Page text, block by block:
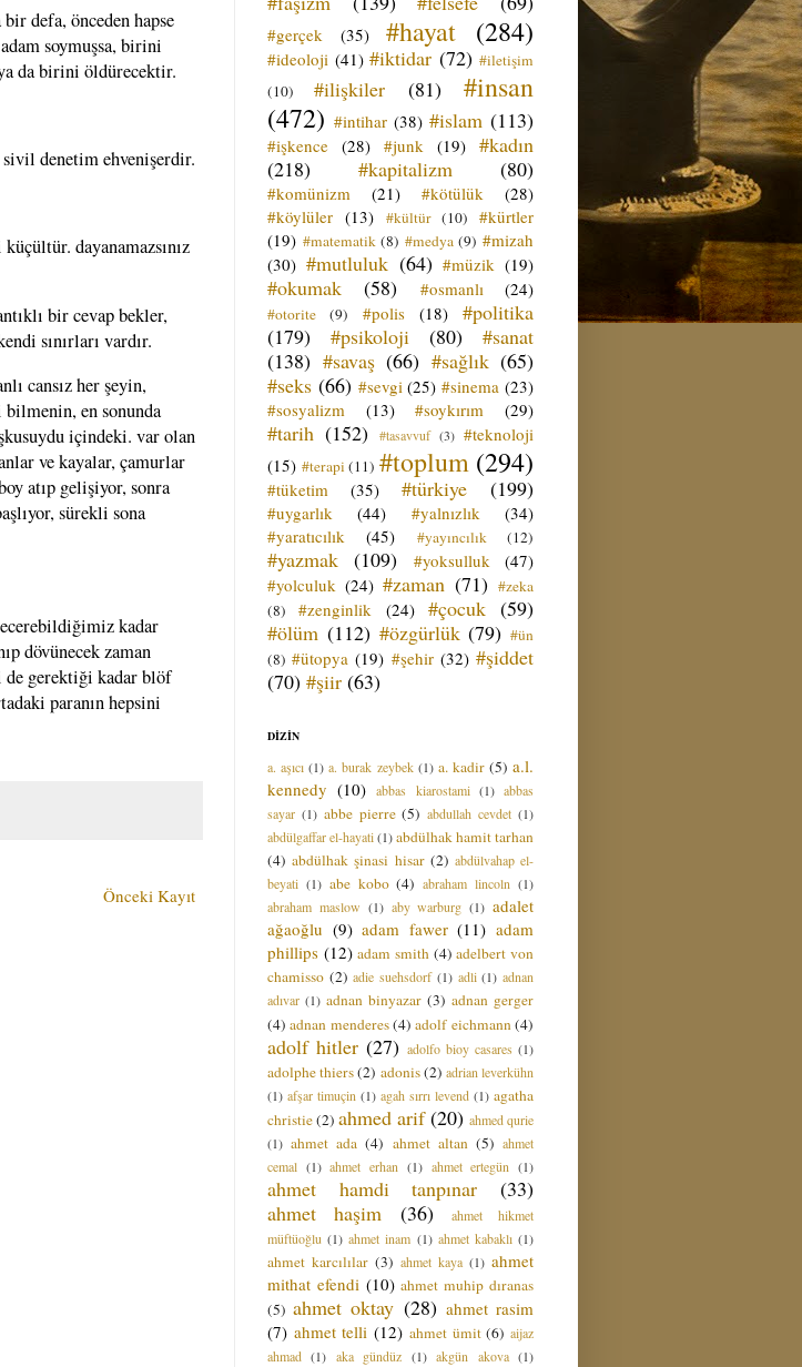
defa, önceden hapse
soymuşsa, birini
da birini öldürecektir.
denetim ehvenişerdir.
dayanamazsınız
bir cevap bekler,
sınırları vardır.
cansız her şeyin,
en sonunda
içindeki. var olan
ve kayalar, çamurlar
atıp gelişiyor, sonra
sürekli sona
kadar
dövünecek zaman
de gerektiği kadar blöf
paranın hepsini
Önceki Kayıt
#gerçek (35) #hayat (284)
#ideoloji (41) #iktidar (72) #iletişim
(10)
#ilişkiler (81)
#insan
(472) #intihar (38) #islam (113)
#işkence (28) #junk (19) #kadın
(218)
#kapitalizm (80)
#komünizm (21) #kötülük
(28)
#köylüler (13) #kültür (10)
#kürtler
(19) #matematik (8) #medya (9) #mizah
(30) #mutluluk (64) #müzik (19)
#okumak (58) #osmanlı (24)
#otorite (9) #polis (18)
#politika
(179)
#psikoloji (80)
#sanat
(138) #savaş (66) #sağlık (65)
#seks (66) #sevgi (25) #sinema (23)
#sosyalizm
(13) #soykırım (29)
#tarih (152) #tasavvuf (3) #teknoloji
(15) #terapi (11) #toplum (294)
#tüketim (35) #türkiye (199)
#uygarlık (44) #yalnızlık
(34)
#yaratıcılık
(45) #yayıncılık (12)
#yazmak (109) #yoksulluk
(47)
#yolculuk (24) #zaman (71) #zeka
(8)
#zenginlik (24) #çocuk (59)
#ölüm (112) #özgürlük (79) #ün
(8) #ütopya (19) #şehir (32) #şiddet
(70) #şiir (63)
DİZİN
a. aşıcı (1) a. burak zeybek (1) a. kadir (5) a.l.
kennedy (10) abbas kiarostami (1) abbas
sayar (1) abbe pierre (5) abdullah cevdet (1)
abdülgaffar el-hayati(1)abdülhak hamit tarhan
(4) abdülhak şinasi hisar (2) abdülvahap el-
beyati (1) abe kobo (4) abraham lincoln (1)
abraham maslow (1) aby warburg (1) adalet
ağaoğlu (9) adam fawer (11) adam
phillips (12) adam smith (4) adelbert von
chamisso (2) adie suehsdorf (1) adli (1) adnan
adıvar (1) adnan binyazar (3) adnan gerger
(4) adnan menderes(4) adolf eichmann (4)
adolf hitler (27) adolfo bioy casares (1)
adolphe thiers(2) adonis(2) adrian leverkühn
(1) afşar timuçin (1) agah sırrı levend (1) agatha
christie(2) ahmed arif (20) ahmed qurie
(1) ahmet ada (4) ahmet altan (5) ahmet
cemal (1) ahmet erhan (1) ahmet ertegün (1)
ahmet hamdi tanpınar
(33)
ahmet haşim
(36)
ahmet hikmet
müftüoğlu (1) ahmet inam (1) ahmet kabaklı (1)
ahmet karcılılar (3) ahmet kaya (1) ahmet
mithat efendi (10) ahmet muhip dıranas
(5) ahmet oktay (28) ahmet rasim
(7) ahmet telli (12) ahmet ümit (6) aijaz
ahmad (1) aka gündüz (1) akgün akova (1)